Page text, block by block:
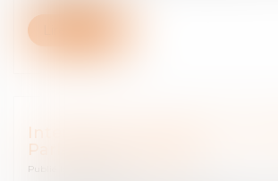
Intervention de Josée-Anne
Parlement européen
Publié le :